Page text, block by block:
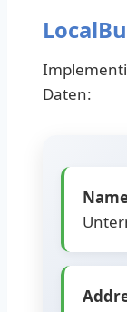
Daten: